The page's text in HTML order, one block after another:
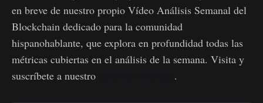
en breve de nuestro propio Vídeo Análisis Semanal del
Blockchain dedicado para la comunidad
hispanohablante, que explora en profundidad todas las
métricas cubiertas en el análisis de la semana. Visita y
suscríbete a nuestro
.